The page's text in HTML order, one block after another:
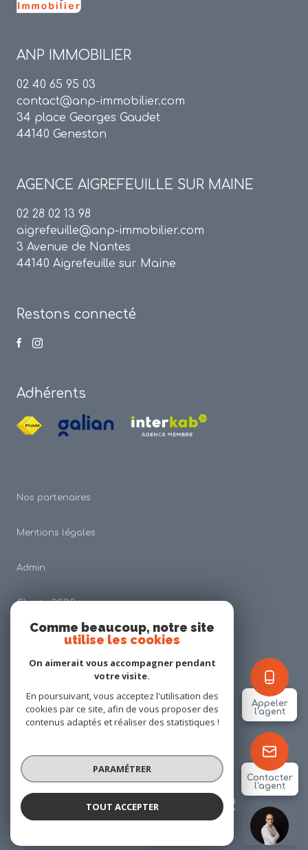
Alexis PINSON
Appeler
l'agent
Contacter
l'agent
ANP IMMOBILIER
02 40 65 95 03
contact@anp-immobilier.com
34 place Georges Gaudet
44140 Geneston
AGENCE AIGREFEUILLE SUR MAINE
02 28 02 13 98
aigrefeuille@anp-immobilier.com
3 Avenue de Nantes
44140 Aigrefeuille sur Maine
Restons connecté
Adhérents
Nos partenaires
Mentions légales
Admin
Charte RGDP
Nos honoraires
Cookies
© 2026 | Tous droits réservés
Réalisé par
Comme beaucoup, notre site
utilise les cookies
On aimerait vous accompagner pendant
votre visite.
En poursuivant, vous acceptez l'utilisation des
cookies par ce site, afin de vous proposer des
contenus adaptés et réaliser des statistiques !
PARAMÉTRER
TOUT ACCEPTER